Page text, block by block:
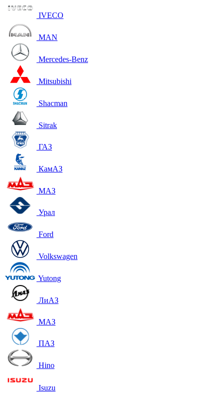
IVECO
MAN
Mercedes-Benz
Mitsubishi
Shacman
Sitrak
ГАЗ
КамАЗ
МАЗ
Урал
Ford
Volkswagen
Yutong
ЛиАЗ
МАЗ
ПАЗ
Hino
Isuzu